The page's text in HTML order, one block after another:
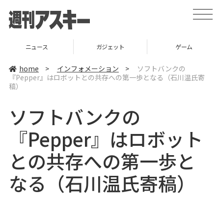
t
o
i
ニュース ガジェット ゲーム
home > インフォメーション >
ソフトバンクの
『Pepper』はロボットとの共存への第一歩となる（石川温氏寄
稿）
ソフトバンクの
『Pepper』はロボット
との共存への第一歩と
なる（石川温氏寄稿）